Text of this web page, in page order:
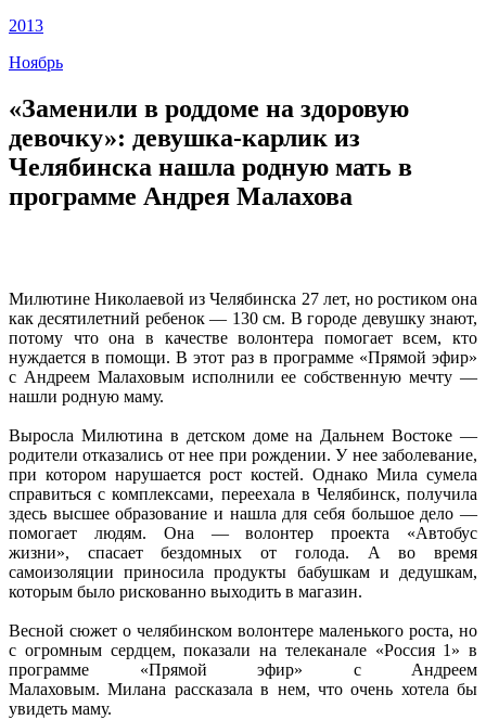
2013
Ноябрь
«Заменили в роддоме на здоровую
девочку»: девушка-карлик из
Челябинска нашла родную мать в
программе Андрея Малахова
Милютине Николаевой из Челябинска 27 лет, но ростиком она
как десятилетний ребенок — 130 см. В городе девушку знают,
потому что она в качестве волонтера помогает всем, кто
нуждается в помощи. В этот раз в программе «Прямой эфир»
с Андреем Малаховым исполнили ее собственную мечту —
нашли родную маму.
Выросла Милютина в детском доме на Дальнем Востоке —
родители отказались от нее при рождении. У нее заболевание,
при котором нарушается рост костей. Однако Мила сумела
справиться с комплексами, переехала в Челябинск, получила
здесь высшее образование и нашла для себя большое дело —
помогает людям. Она — волонтер проекта «Автобус
жизни», спасает бездомных от голода. А во время
самоизоляции приносила продукты бабушкам и дедушкам,
которым было рискованно выходить в магазин.
Весной сюжет о челябинском волонтере маленького роста, но
с огромным сердцем, показали на телеканале «Россия 1» в
программе «Прямой эфир» с Андреем
Малаховым. Милана рассказала в нем, что очень хотела бы
увидеть маму.